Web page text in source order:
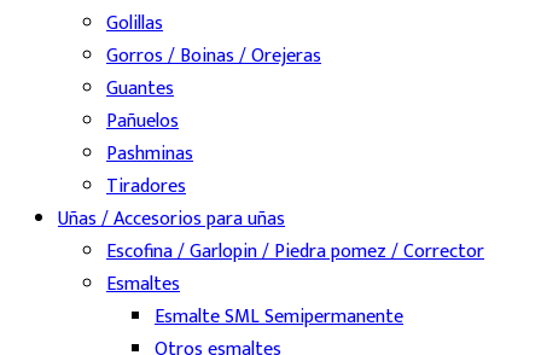
Golillas
Gorros / Boinas / Orejeras
Guantes
Pañuelos
Pashminas
Tiradores
Uñas / Accesorios para uñas
Escofina / Garlopin / Piedra pomez / Corrector
Esmaltes
Esmalte SML Semipermanente